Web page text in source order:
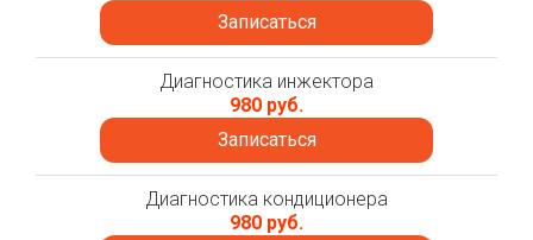
Записаться
Диагностика инжектора
980 руб.
Записаться
Диагностика кондиционера
980 руб.